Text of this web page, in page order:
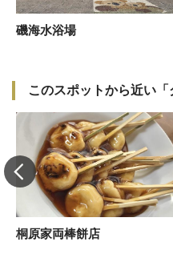
磯海水浴場
このスポットから近い「
桐原家両棒餅店